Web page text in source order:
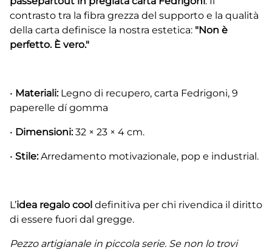
contrasto tra la fibra grezza del supporto e la qualità
della carta definisce la nostra estetica: "Non è
perfetto. È vero."
• Materiali:Legno di recupero, carta Fedrigoni, 9
paperelle dí gomma
• Dimensioni:32 × 23 × 4 cm.
• Stile:Arredamento motivazionale, pop e industrial.
L’idea regalo cool definitiva per chi rivendica il diritto
di essere fuori dal gregge.
Pezzo artigianale in piccola serie. Se non lo trovi